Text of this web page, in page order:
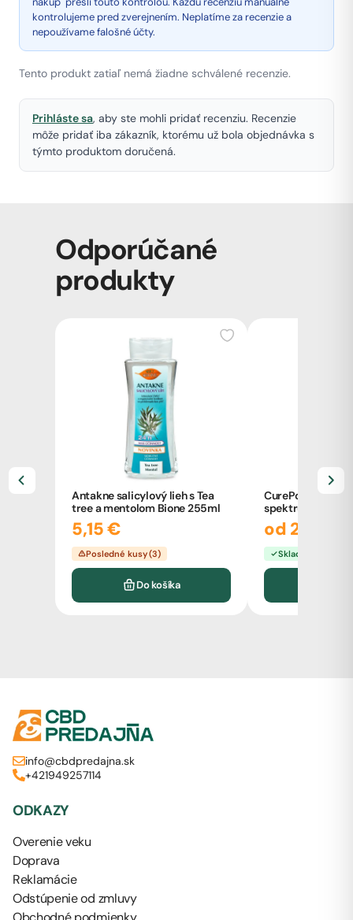
kontrolujeme pred zverejnením. Neplatíme za recenzie a
nepoužívame falošné účty.
Tento produkt zatiaľ nemá žiadne schválené recenzie.
Prihláste sa, aby ste mohli pridať recenziu. Recenzie
môže pridať iba zákazník, ktorému už bola objednávka s
týmto produktom doručená.
Odporúčané
produkty
Antakne salicylový lieh s Tea
tree a mentolom Bione 255ml
5,15 €
Posledné kusy (3)
Do košíka
CurePoint CBD
spektrum 10ml
od 27,00 €
Skladom
info@cbdpredajna.sk
+421949257114
ODKAZY
Overenie veku
Doprava
Reklamácie
Odstúpenie od zmluvy